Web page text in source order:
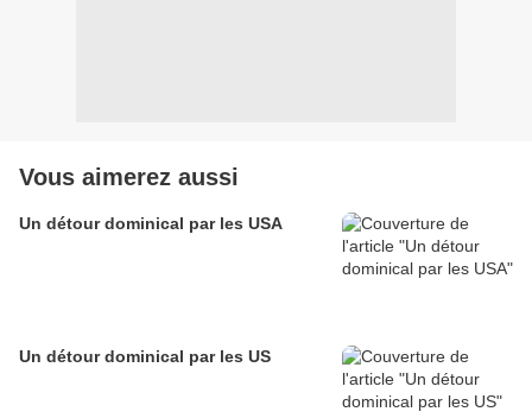
Vous aimerez aussi
Un détour dominical par les USA
Un détour dominical par les US